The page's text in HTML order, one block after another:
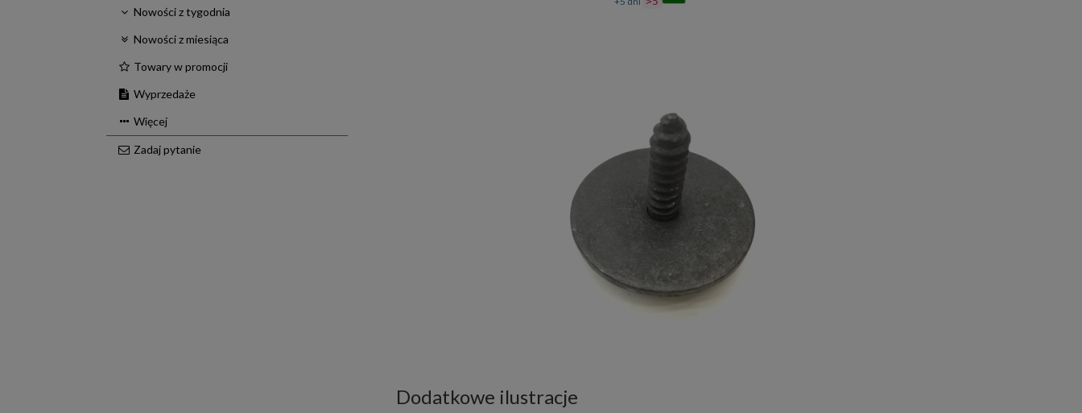
Nowości z tygodnia
Nowości z miesiąca
Towary w promocji
Wyprzedaże
Więcej
Zadaj pytanie
Dodatkowe ilustracje